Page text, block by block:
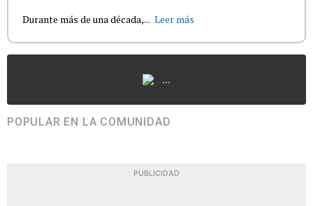
Durante más de una década,... Leer más
...
POPULAR EN LA COMUNIDAD
PUBLICIDAD